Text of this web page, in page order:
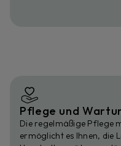
Pflege und
Die regelmäßige Pflege
ermöglicht es Ihnen, die